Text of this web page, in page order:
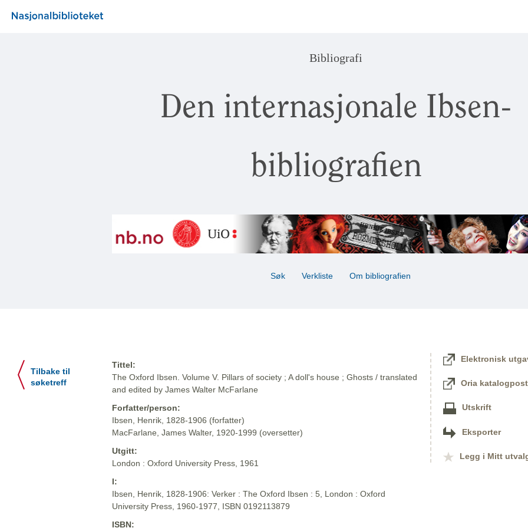
Bibliografi
Den internasjonale Ibsen-
bibliografien
Søk Verkliste Om bibliografien
Tilbake til
søketreff
Tittel:
The Oxford Ibsen. Volume V. Pillars of society ; A doll's house ; Ghosts / translated
and edited by James Walter McFarlane
Forfatter/person:
Ibsen, Henrik, 1828-1906 (forfatter)
MacFarlane, James Walter, 1920-1999 (oversetter)
Utgitt:
London : Oxford University Press, 1961
I:
Ibsen, Henrik, 1828-1906: Verker : The Oxford Ibsen : 5, London : Oxford
University Press, 1960-1977, ISBN 0192113879
ISBN:
Elektronisk
Oria katalogpost
Utskrift
Eksporter
Legg i Mitt